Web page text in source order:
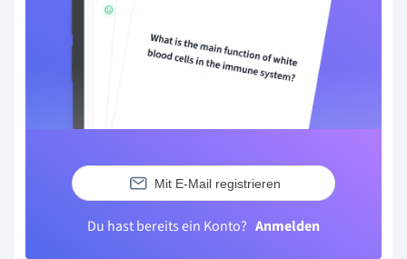
Mit E-Mail registrieren
Du hast bereits ein Konto? Anmelden